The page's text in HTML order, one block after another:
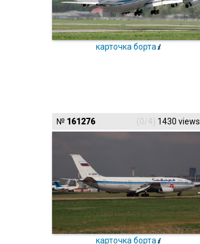
карточка борта
№ 161276 (0/4) 1430 views
карточка борта